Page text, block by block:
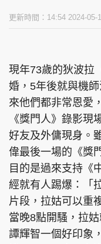
東周刊
PCM 電腦廣場
頭條日報
更新時間：14:54 2024-05-
現年73歲的狄波拉
婚，5年後就與機
來他們都非常恩愛
《獎門人》錄影現
好友及外傭現身。
偉最後一場的《獎
目的是過來支持《
經就有人踢爆：「
片段，拉姑可以重
當晚8點開騷，拉
譚輝智一個好印象